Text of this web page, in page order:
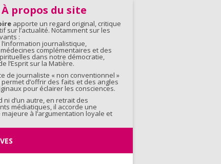
À propos du site
apporte un regard original, critique
sur l’actualité. Notamment sur les
:
journalistique,
complémentaires et des
dans notre démocratie,
l’Esprit sur la Matière.
de journaliste « non conventionnel »
permet d’offrir des faits et des angles
pour éclairer les consciences.
ni d’un autre, en retrait des
médiatiques, il accorde une
à l’argumentation loyale et